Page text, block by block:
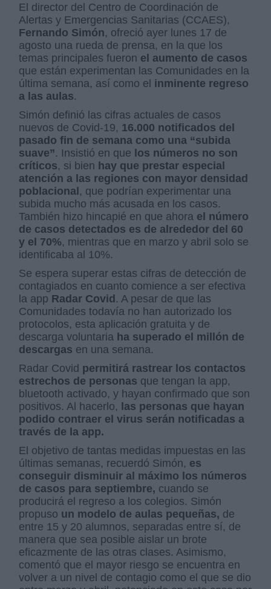
El director del Centro de Coordinación de
Alertas y Emergencias Sanitarias (CCAES),
Fernando Simón, ofreció ayer lunes 17 de
agosto una rueda de prensa, en la que los
temas principales fueron el aumento de casos
que están experimentan las Comunidades en la
última semana, así como el inminente regreso
a las aulas.
Simón definió las cifras actuales de casos
nuevos de Covid-19, 16.000 notificados del
pasado fin de semana como una “subida
suave”. Insistió en que los números no son
críticos, si bien hay que prestar especial
atención a las regiones con mayor densidad
poblacional, que podrían experimentar una
subida mucho más acusada en los casos.
También hizo hincapié en que ahora el número
de casos detectados es de alrededor del 60
y el 70%, mientras que en marzo y abril solo se
identificaba al 10%.
Se espera superar estas cifras de detección de
contagiados en cuanto comience a ser efectiva
la app Radar Covid. A pesar de que las
Comunidades todavía no han autorizado los
protocolos, esta aplicación gratuita y de
descarga voluntaria ha superado el millón de
descargas en una semana.
Radar Covid permitirá rastrear los contactos
estrechos de personas que tengan la app,
bluetooth activado, y hayan confirmado que son
positivos. Al hacerlo, las personas que hayan
podido contraer el virus serán notificadas a
través de la app.
El objetivo de tantas medidas impuestas en las
últimas semanas, recuerdó Simón, es
conseguir disminuir al máximo los números
de casos para septiembre, cuando se
producirá el regreso a los colegios. Simón
propuso un modelo de aulas pequeñas, de
entre 15 y 20 alumnos, separadas entre sí, de
manera que sea posible aislar un brote
eficazmente de las otras clases. Asimismo,
comentó que el mayor riesgo se encuentra en
volver a un nivel de contagio como el que se dio